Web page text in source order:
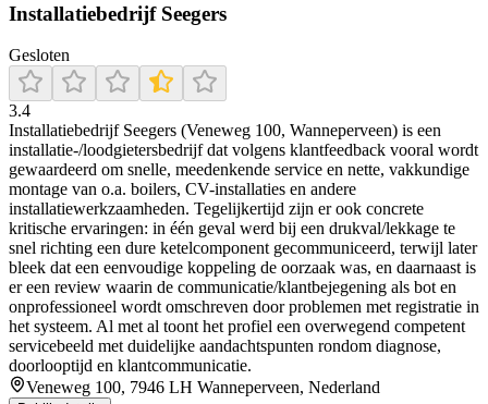
Installatiebedrijf Seegers
Gesloten
3.4
Installatiebedrijf Seegers (Veneweg 100, Wanneperveen) is een
installatie-/loodgietersbedrijf dat volgens klantfeedback vooral wordt
gewaardeerd om snelle, meedenkende service en nette, vakkundige
montage van o.a. boilers, CV-installaties en andere
installatiewerkzaamheden. Tegelijkertijd zijn er ook concrete
kritische ervaringen: in één geval werd bij een drukval/lekkage te
snel richting een dure ketelcomponent gecommuniceerd, terwijl later
bleek dat een eenvoudige koppeling de oorzaak was, en daarnaast is
er een review waarin de communicatie/klantbejegening als bot en
onprofessioneel wordt omschreven door problemen met registratie in
het systeem. Al met al toont het profiel een overwegend competent
servicebeeld met duidelijke aandachtspunten rondom diagnose,
doorlooptijd en klantcommunicatie.
Veneweg 100, 7946 LH Wanneperveen, Nederland